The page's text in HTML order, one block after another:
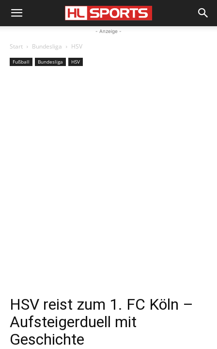
- Anzeige -
Start Bundesliga HSV
Fußball Bundesliga HSV
HSV reist zum 1. FC Köln –
Aufsteigerduell mit
Geschichte